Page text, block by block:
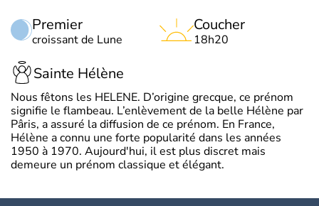
Premier
croissant de Lune
Coucher
18h20
Sainte Hélène
Nous fêtons les HELENE. D’origine grecque, ce prénom
signifie le flambeau. L’enlèvement de la belle Hélène par
Pâris, a assuré la diffusion de ce prénom. En France,
Hélène a connu une forte popularité dans les années
1950 à 1970. Aujourd'hui, il est plus discret mais
demeure un prénom classique et élégant.